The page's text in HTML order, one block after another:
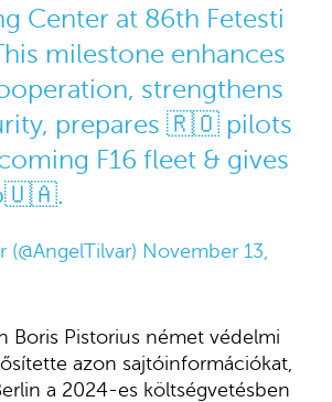
Center at 86th Fetesti
milestone enhances
strengthens
prepares 🇷🇴 pilots
F16 fleet & gives
November 13,
Boris Pistorius német védelmi
azon sajtóinformációkat,
a 2024-es költségvetésben